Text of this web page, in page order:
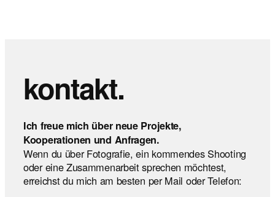
kontakt.
Ich freue mich über neue Projekte,
Kooperationen und Anfragen.
Wenn du über Fotografie, ein kommendes Shooting
oder eine Zusammenarbeit sprechen möchtest,
erreichst du mich am besten per Mail oder Telefon: